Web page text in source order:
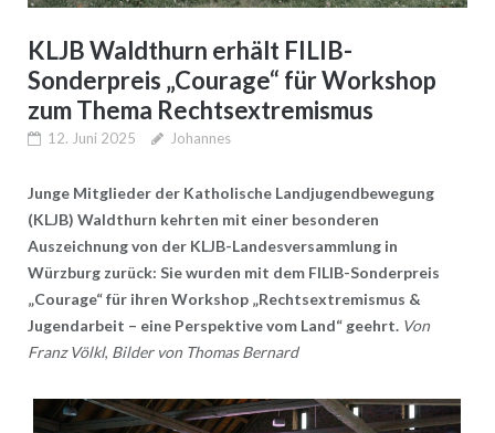
KLJB Waldthurn erhält FILIB-
Sonderpreis „Courage“ für Workshop
zum Thema Rechtsextremismus
12. Juni 2025 Johannes
Junge Mitglieder der Katholische Landjugendbewegung
(KLJB) Waldthurn kehrten mit einer besonderen
Auszeichnung von der KLJB-Landesversammlung in
Würzburg zurück: Sie wurden mit dem FILIB-Sonderpreis
„Courage“ für ihren Workshop „Rechtsextremismus &
Jugendarbeit – eine Perspektive vom Land“ geehrt. Von
Franz Völkl, Bilder von Thomas Bernard